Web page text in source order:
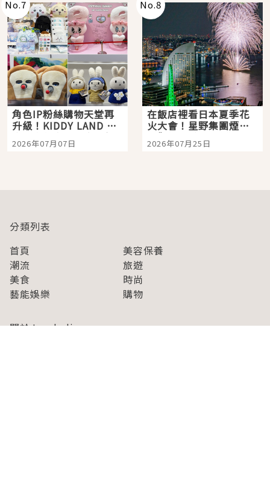
No.7
角色IP粉絲購物天堂再
升級！KIDDY LAND 原
宿店吉伊卡哇迎客，新
開幕 OMOKADO 店3分
2026年07月07日
No.8
在飯店裡看日本夏季花
火大會！星野集團煙火
景觀飯店6選，讓你不用
人擠人悠閒欣賞
2026年07月25日
分類列表
首頁
美容保養
潮流
旅遊
美食
時尚
藝能娛樂
購物
關於Japaholic